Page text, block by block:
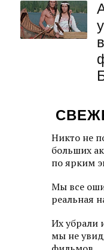
Никто не
больших
по ярким
Мы все
реальная
Их убрали
мы не